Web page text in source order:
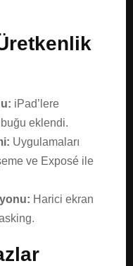
iPad’lere
eklendi.
Uygulamaları
ve Exposé ile
Harici ekran